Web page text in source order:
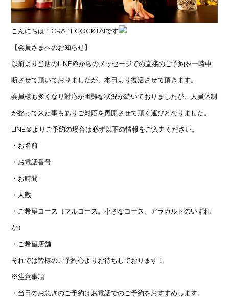
こんにちは！CRAFT COCKTAIです
【会員さまへのお知らせ】
以前より当店のLINE＠からのメッセージでの直接のご予約を一時中
断させて頂いておりましたが、本日より復活させて頂きます。
会員様も多くなり対応が困難な状況が続いておりましたが、人員体制
が整って来た事もありご対応を再開させて頂く運びとなりました。
LINE＠よりご予約の場合は必ず以下の情報をご入力ください。
・お名前
・お電話番号
・お時間
・人数
・ご希望コース（フルコース。小さなコース、アラカルトのいずれ
か）
・ご希望店舗
それでは皆様のご予約心よりお待ちしております！
※注意事項
・当日のお急ぎのご予約はお電話でのご予約をおすすめします。